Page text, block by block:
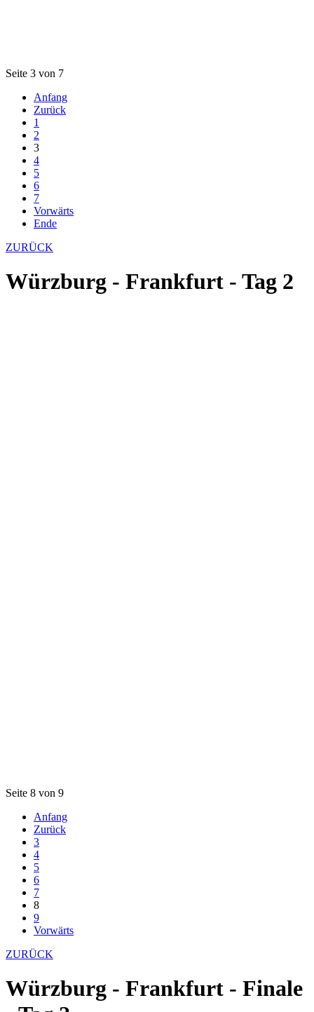
Seite 3 von 7
Anfang
Zurück
1
2
3
4
5
6
7
Vorwärts
Ende
ZURÜCK
Würzburg - Frankfurt - Tag 2
Seite 8 von 9
Anfang
Zurück
3
4
5
6
7
8
9
Vorwärts
ZURÜCK
Würzburg - Frankfurt - Finale